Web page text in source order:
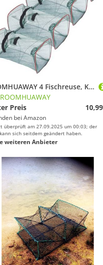
ROOMHUAWAY 4 Fischreuse, Köderfischreuse Krebsreuse, Faltbar Fischfalle für Wurfnetz Zum Fischen, Rechteckiger Reuse als Einfacher Garnelenkäfig und Fischereikäfig(46x22x22cm)
ROOMHUAWAY
Preis
bei Amazon
überprüft am 27.09.2025 um 00:03; der
sich seitdem geändert haben.
weiteren Anbieter